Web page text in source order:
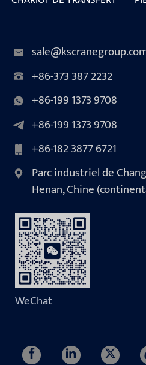
+86-373 387 2232
+86-199 1373 9708
+86-199 1373 9708
+86-182 3877 6721
Parc industriel de
Henan, Chine
WeChat